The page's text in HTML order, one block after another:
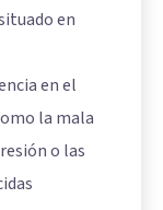
en
en el
la mala
o las